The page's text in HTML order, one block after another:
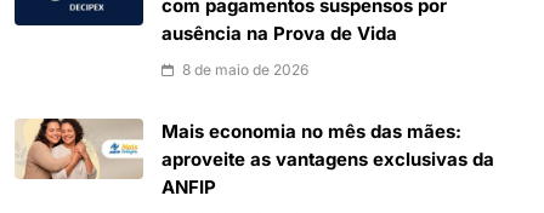
com pagamentos suspensos por
ausência na Prova de Vida
8 de maio de 2026
Mais economia no mês das mães:
aproveite as vantagens exclusivas da
ANFIP